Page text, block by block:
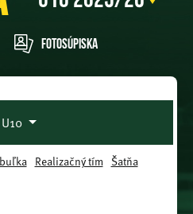
Fotosúpiska
U10
Realizačný tím Šatňa